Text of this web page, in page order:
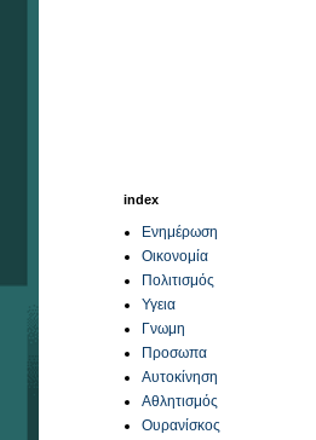
index
Ενημέρωση
Οικονομία
Πολιτισμός
Υγεια
Γνωμη
Προσωπα
Αυτοκίνηση
Αθλητισμός
Ουρανίσκος